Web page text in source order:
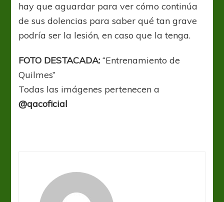
hay que aguardar para ver cómo continúa
de sus dolencias para saber qué tan grave
podría ser la lesión, en caso que la tenga.
FOTO DESTACADA: “Entrenamiento de
Quilmes”
Todas las imágenes pertenecen a
@qacoficial